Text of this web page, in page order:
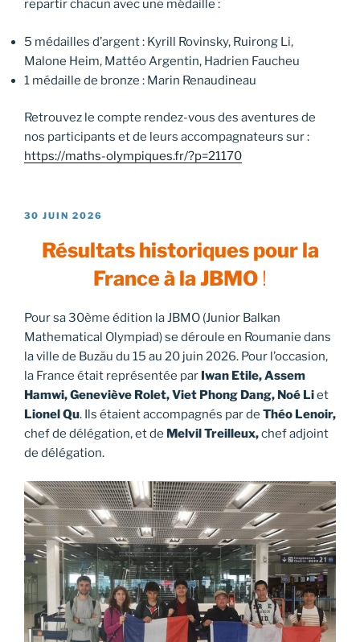
repartir chacun avec une médaille :
5 médailles d’argent : Kyrill Rovinsky, Ruirong Li,
Malone Heim, Mattéo Argentin, Hadrien Faucheu
1 médaille de bronze : Marin Renaudineau
Retrouvez le compte rendez-vous des aventures de
nos participants et de leurs accompagnateurs sur :
https://maths-olympiques.fr/?p=21170
PUBLIÉ
30 JUIN 2026
Résultats historiques pour la
France à la JBMO !
Pour sa 30ème édition la JBMO (Junior Balkan
Mathematical Olympiad) se déroule en Roumanie dans
la ville de Buzău du 15 au 20 juin 2026. Pour l’occasion,
la France était représentée par Iwan Etile, Assem
Hamwi, Geneviève Rolet, Viet Phong Dang, Noé Liet
Lionel Qu. Ils étaient accompagnés par de Théo Lenoir,
chef de délégation, et de Melvil Treilleux,chef adjoint
de délégation.